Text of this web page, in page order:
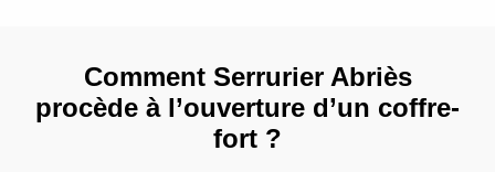
Comment Serrurier Abriès
procède à l’ouverture d’un coffre-
fort ?